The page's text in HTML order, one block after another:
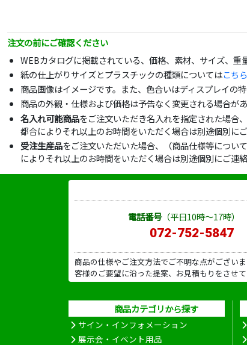
注文の前にご確認ください
WEBカタログに掲載されている、価格、素材、サイズ、
紙の仕上がりサイズとプラスチックの種類についてはこち
商品画像はイメージです。また、色合いはディスプレイの
商品の外観・仕様および価格は予告なく変更される場合があ
名入れ可能商品をご注文いただき名入れを指定された場合
都合によりそれ以上のお時間をいただく場合は別途個別にご
受注生産品をご注文いただいた場合、（商品仕様等につい
によりそれ以上のお時間をいただく場合は別途個別にご連絡
電話番号（平日10時～17時）
072-752-5847
商品の仕様やご注文方法でご不明な点がござい
客様のご要望に沿った提案、お見積もりをさせて
商品カテゴリから探す
サイン・インフォメーション
展示会・イベント用品